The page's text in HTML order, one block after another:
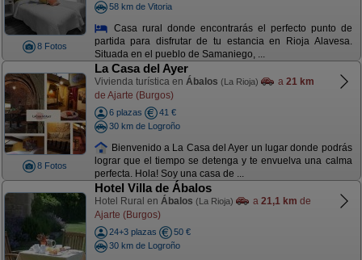
8 Fotos
58 km de Vitoria
Casa rural donde encontrarás el perfecto punto de
partida para disfrutar de tu estancia en Rioja Alavesa.
Situada en el pueblo de Samaniego, ...
8 Fotos
La Casa del Ayer
Vivienda turística en Ábalos (La Rioja) a 21 km
de Ajarte (Burgos)
6 plazas
41 €
30 km de Logroño
Bienvenido a La Casa del Ayer un lugar donde podrás
lograr que el tiempo se detenga y te envuelva una calma
perfecta. Hola! Soy una casa de ...
Hotel Villa de Ábalos
Hotel Rural en Ábalos (La Rioja) a 21,1 km de
Ajarte (Burgos)
24+3 plazas
50 €
30 km de Logroño